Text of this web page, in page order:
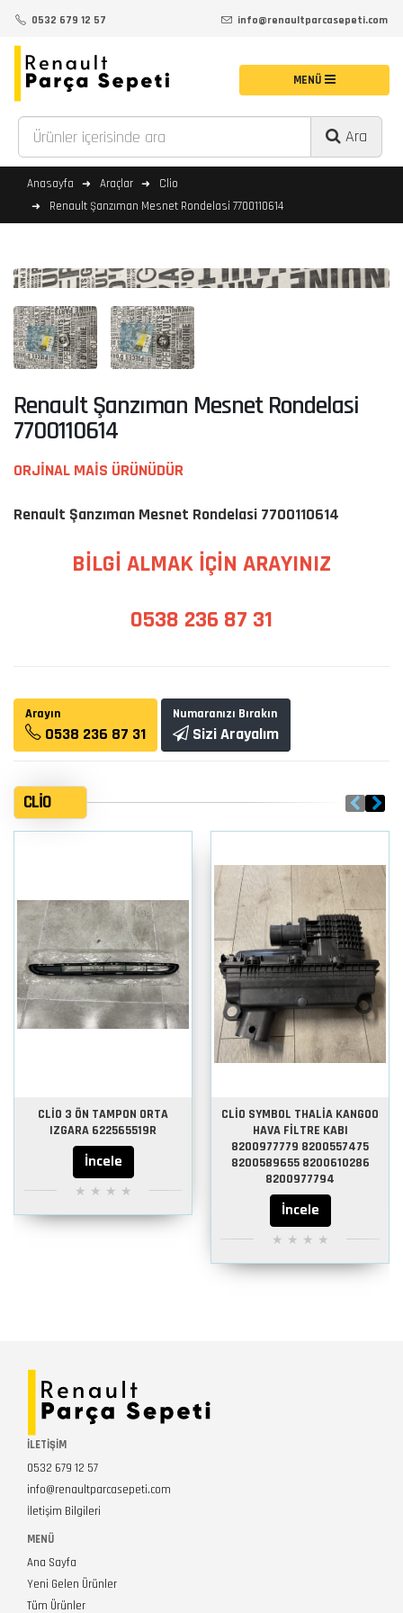
0532 679 12 57 info@renaultparcasepeti.com
Ara
Anasayfa Araçlar
Clio
Renault Şanzıman Mesnet Rondelasi 7700110614
Renault Şanzıman Mesnet Rondelasi
7700110614
ORJİNAL MAİS ÜRÜNÜDÜR
Renault Şanzıman Mesnet Rondelasi 7700110614
BİLGİ ALMAK İÇİN ARAYINIZ
0538 236 87 31
Arayın
0538 236 87 31
Numaranızı Bırakın
Sizi Arayalım
CLIO
CLİO 3 ÖN TAMPON ORTA
IZGARA 622565519R
İncele
CLİO SYMBOL THALİA KANGOO
HAVA FİLTRE KABI
8200977779 8200557475
8200589655 8200610286
8200977794
İncele
İLETİŞİM
0532 679 12 57
info@renaultparcasepeti.com
İletişim Bilgileri
MENÜ
Ana Sayfa
Yeni Gelen Ürünler
Tüm Ürünler